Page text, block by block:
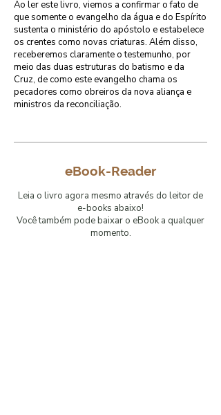
Ao ler este livro, viemos a confirmar o fato de
que somente o evangelho da água e do Espírito
sustenta o ministério do apóstolo e estabelece
os crentes como novas criaturas. Além disso,
receberemos claramente o testemunho, por
meio das duas estruturas do batismo e da
Cruz, de como este evangelho chama os
pecadores como obreiros da nova aliança e
ministros da reconciliação.
eBook-Reader
Leia o livro agora mesmo através do leitor de
e-books abaixo!
Você também pode baixar o eBook a qualquer
momento.